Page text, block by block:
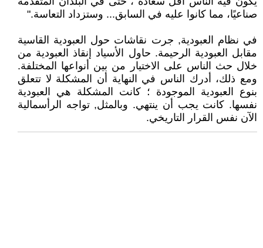
صناعيًا، مما كانوا عليه في السابق... وستزداد التعاسة."
في نظام العبودية, جرت نقاشات حول العبودية القاسية
مقابل العبودية الرحيمة. حاول الأسياد إنقاذ العبودية من
خلال حث الناس على الاختيار من بين أنواعها المختلفة.
ومع ذلك، أدرك الناس في النهاية أن المشكلة لا تتعلق
بنوع العبودية الموجودة ؛ كانت المشكلة هي العبودية
نفسها. كانت يجب أن ينتهي. وبالمثل, تواجه الرأسمالية
الآن نفس القرار التاريخي.